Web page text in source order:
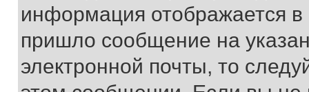
информация отображается
пришло сообщение на
электронной почты, то